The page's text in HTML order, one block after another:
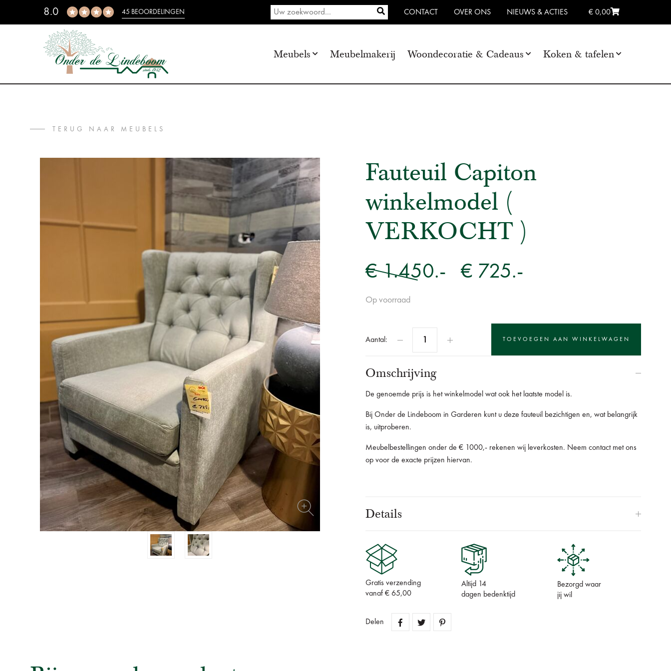
8.0 45 BEOORDELINGEN CONTACT OVER ONS NIEUWS & ACTIES € 0,00
Meubels Meubelmakerij Woondecoratie & Cadeaus Koken & tafelen
TERUG NAAR MEUBELS
Fauteuil Capiton
winkelmodel (
VERKOCHT )
€ 1.450.- € 725.-
Op voorraad
Aantal:
Omschrijving
De genoemde prijs is het winkelmodel wat ook het laatste model is.
Bij Onder de Lindeboom in Garderen kunt u deze fauteuil bezichtigen en, wat belangrijk
is, uitproberen.
Meubelbestellingen onder de € 1000,- rekenen wij leverkosten. Neem contact met ons
op voor de exacte prijzen hiervan.
Details
Gratis verzending
vanaf € 65,00
Altijd 14
dagen bedenktijd
Bezorgd waar
jij wil
Delen